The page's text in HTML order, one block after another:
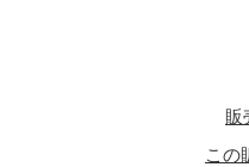
販
この